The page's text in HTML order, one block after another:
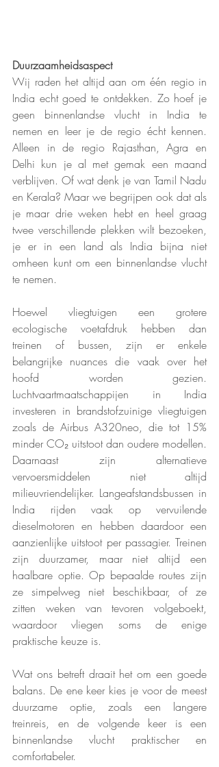
Duurzaamheidsaspect
Wij raden het altijd aan om één regio in
India echt goed te ontdekken. Zo hoef je
geen binnenlandse vlucht in India te
nemen en leer je de regio écht kennen.
Alleen in de regio Rajasthan, Agra en
Delhi kun je al met gemak een maand
verblijven. Of wat denk je van Tamil Nadu
en Kerala? Maar we begrijpen ook dat als
je maar drie weken hebt en heel graag
twee verschillende plekken wilt bezoeken,
je er in een land als India bijna niet
omheen kunt om een binnenlandse vlucht
te nemen.
Hoewel vliegtuigen een grotere
ecologische voetafdruk hebben dan
treinen of bussen, zijn er enkele
belangrijke nuances die vaak over het
hoofd worden gezien.
Luchtvaartmaatschappijen in India
investeren in brandstofzuinige vliegtuigen
zoals de Airbus A320neo, die tot 15%
minder CO₂ uitstoot dan oudere modellen.
Daarnaast zijn alternatieve
vervoersmiddelen niet altijd
milieuvriendelijker. Langeafstandsbussen in
India rijden vaak op vervuilende
dieselmotoren en hebben daardoor een
aanzienlijke uitstoot per passagier. Treinen
zijn duurzamer, maar niet altijd een
haalbare optie. Op bepaalde routes zijn
ze simpelweg niet beschikbaar, of ze
zitten weken van tevoren volgeboekt,
waardoor vliegen soms de enige
praktische keuze is.
Wat ons betreft draait het om een goede
balans. De ene keer kies je voor de meest
duurzame optie, zoals een langere
treinreis, en de volgende keer is een
binnenlandse vlucht praktischer en
comfortabeler.